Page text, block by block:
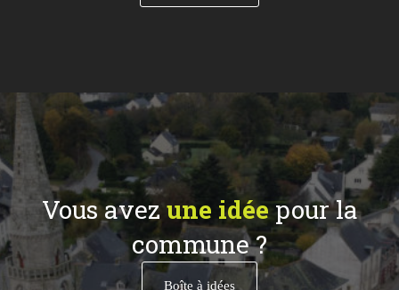
Vous avezune idéepour la
commune ?
Boîte à idées